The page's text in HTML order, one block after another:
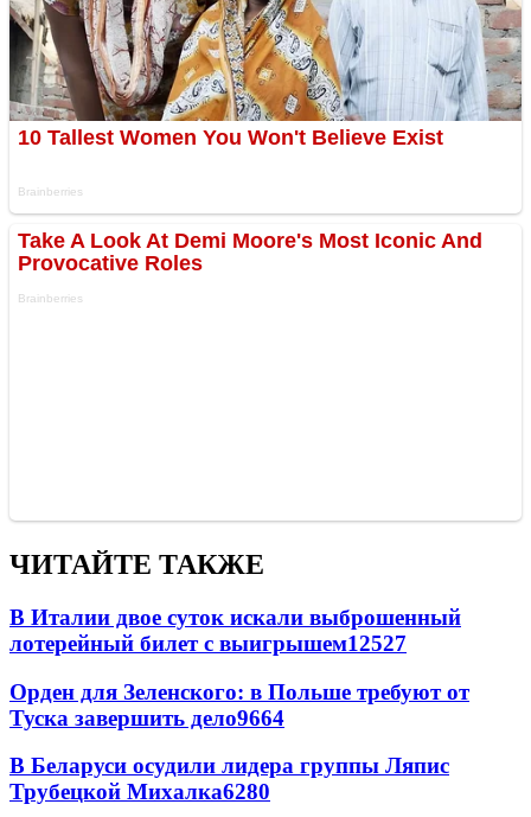
ЧИТАЙТЕ ТАКЖЕ
В Италии двое суток искали выброшенный
лотерейный билет с выигрышем12527
Орден для Зеленского: в Польше требуют от
Туска завершить дело9664
В Беларуси осудили лидера группы Ляпис
Трубецкой Михалка6280